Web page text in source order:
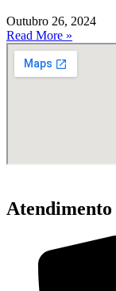
Outubro 26, 2024
Read More »
Atendimento